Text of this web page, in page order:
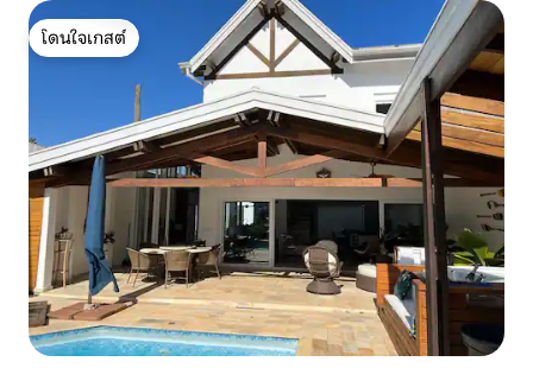
โดนใจเกสต์
โดนใจเกสต์